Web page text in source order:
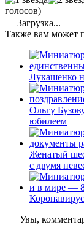
голосов)
Загрузка...
Также вам может
Лукашенко
Ольгу
юбилеем
Женатый
с двумя
Увы,